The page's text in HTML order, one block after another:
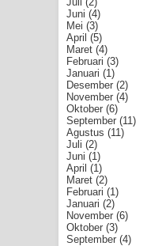
Juni (4)
Mei (3)
April (5)
Maret (4)
Februari (3)
Januari (1)
Desember (2)
November (4)
Oktober (6)
September (11)
Agustus (11)
Juli (2)
Juni (1)
April (1)
Maret (2)
Februari (1)
Januari (2)
November (6)
Oktober (3)
September (4)